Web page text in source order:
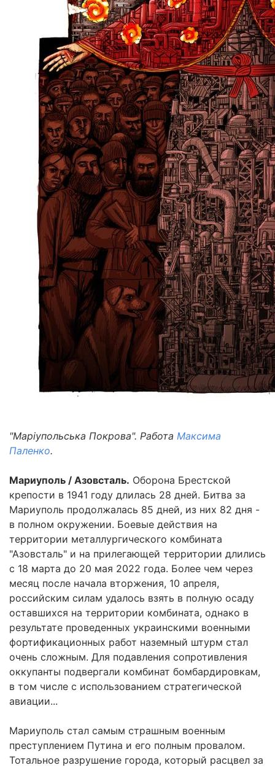
"Маріупольська Покрова". Работа Максима
Паленко.
Мариуполь / Азовсталь. Оборона Брестской
крепости в 1941 году длилась 28 дней. Битва за
Мариуполь продолжалась 85 дней, из них 82 дня -
в полном окружении. Боевые действия на
территории металлургического комбината
"Азовсталь" и на прилегающей территории длились
с 18 марта до 20 мая 2022 года. Более чем через
месяц после начала вторжения, 10 апреля,
российским силам удалось взять в полную осаду
оставшихся на территории комбината, однако в
результате проведенных украинскими военными
фортификационных работ наземный штурм стал
очень сложным. Для подавления сопротивления
оккупанты подвергали комбинат бомбардировкам,
в том числе с использованием стратегической
авиации...
Мариуполь стал самым страшным военным
преступлением Путина и его полным провалом.
Тотальное разрушение города, который расцвел за